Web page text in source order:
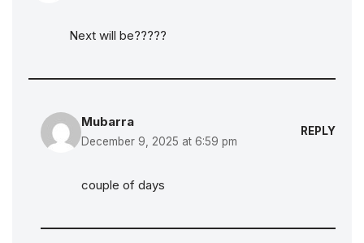
Next will be?????
Mubarra
December 9, 2025 at 6:59 pm
REPLY
couple of days